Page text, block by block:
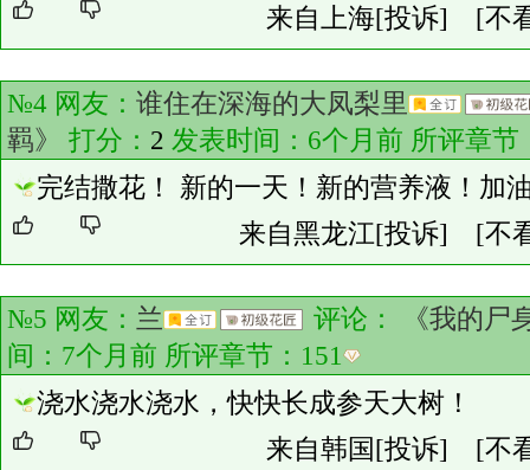
来自上海[投诉] [不
№4 网友： 谁住在深海的大凤梨里
羁》
打分： 2 发表时间：6个月前 所评章节
完结撒花！ 新的一天！新的营养液！加
来自黑龙江[投诉] [不
№5 网友： 兰 评论：
《我的尸
间：7个月前 所评章节： 151
浇水浇水浇水，快快长成参天大树！
来自韩国 [投诉] [不